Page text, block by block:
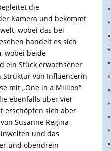
die
Kamera und bekommt
wobei das bei
handelt es sich
wobei beide
ein Stück erwachsener
Struktur von Influencerin
mit „One in a Million“
ebenfalls über vier
erschöpfen sich aber
Susanne Regina
und das
und obendrein
»
»
»
»
»
»
»
»
»
»
»